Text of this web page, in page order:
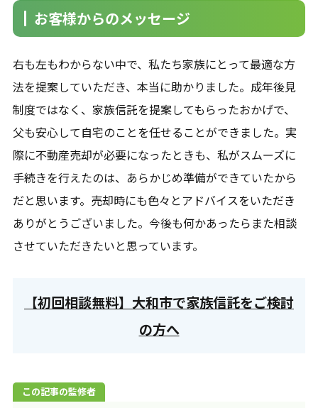
お客様からのメッセージ
右も左もわからない中で、私たち家族にとって最適な方
法を提案していただき、本当に助かりました。成年後見
制度ではなく、家族信託を提案してもらったおかげで、
父も安心して自宅のことを任せることができました。実
際に不動産売却が必要になったときも、私がスムーズに
手続きを行えたのは、あらかじめ準備ができていたから
だと思います。売却時にも色々とアドバイスをいただき
ありがとうございました。今後も何かあったらまた相談
させていただきたいと思っています。
【初回相談無料】大和市で家族信託をご検討
の方へ
この記事の監修者